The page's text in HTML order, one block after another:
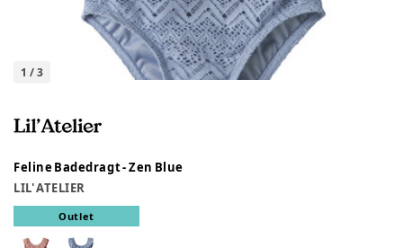
1 /3
Feline Badedragt - Zen Blue
LIL' ATELIER
Outlet